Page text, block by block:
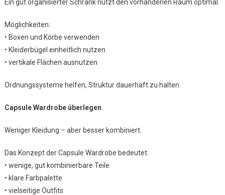
Ein gut organisierter Schrank nutzt den vorhandenen Raum optimal.
Möglichkeiten:
• Boxen und Körbe verwenden
• Kleiderbügel einheitlich nutzen
• vertikale Flächen ausnutzen
Ordnungssysteme helfen, Struktur dauerhaft zu halten.
Capsule Wardrobe überlegen
Weniger Kleidung – aber besser kombiniert.
Das Konzept der Capsule Wardrobe bedeutet:
• wenige, gut kombinierbare Teile
• klare Farbpalette
• vielseitige Outfits